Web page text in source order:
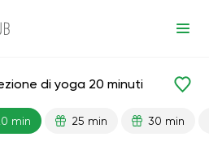
di yoga 20 minuti
min 25 min 30 min